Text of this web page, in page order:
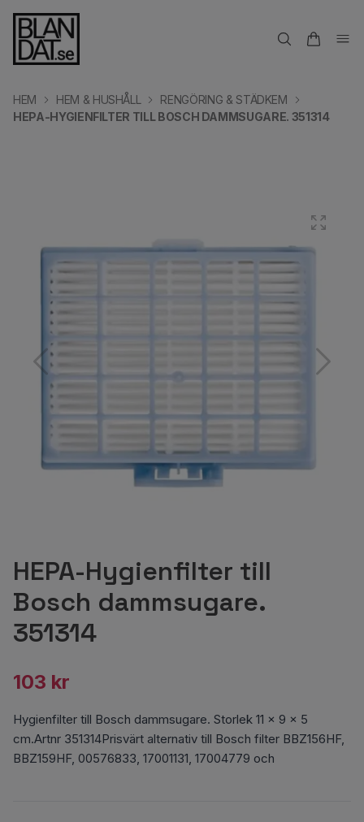
HEM HEM & HUSHÅLL
RENGÖRING & STÄDKEM
HEPA-HYGIENFILTER TILL BOSCH DAMMSUGARE. 351314
HEPA-Hygienfilter till
Bosch dammsugare.
351314
103 kr
Hygienfilter till Bosch dammsugare. Storlek 11 x 9 x 5
cm.Artnr 351314Prisvärt alternativ till Bosch filter BBZ156HF,
BBZ159HF, 00576833, 17001131, 17004779 och